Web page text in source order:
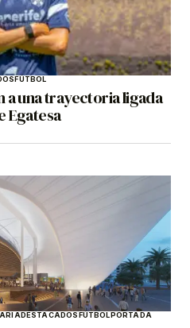
FÚTBOL
a una trayectoria ligada
Egatesa
DESTACADOSFÚTBOLPORTADA